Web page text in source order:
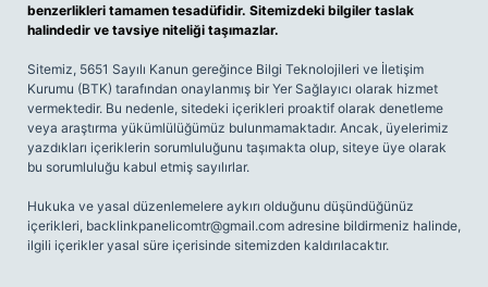
benzerlikleri tamamen tesadüfidir. Sitemizdeki bilgiler taslak
halindedir ve tavsiye niteliği taşımazlar.
Sitemiz, 5651 Sayılı Kanun gereğince Bilgi Teknolojileri ve İletişim
Kurumu (BTK) tarafından onaylanmış bir Yer Sağlayıcı olarak hizmet
vermektedir. Bu nedenle, sitedeki içerikleri proaktif olarak denetleme
veya araştırma yükümlülüğümüz bulunmamaktadır. Ancak, üyelerimiz
yazdıkları içeriklerin sorumluluğunu taşımakta olup, siteye üye olarak
bu sorumluluğu kabul etmiş sayılırlar.
Hukuka ve yasal düzenlemelere aykırı olduğunu düşündüğünüz
içerikleri, backlinkpanelicomtr@gmail.com adresine bildirmeniz halinde,
ilgili içerikler yasal süre içerisinde sitemizden kaldırılacaktır.